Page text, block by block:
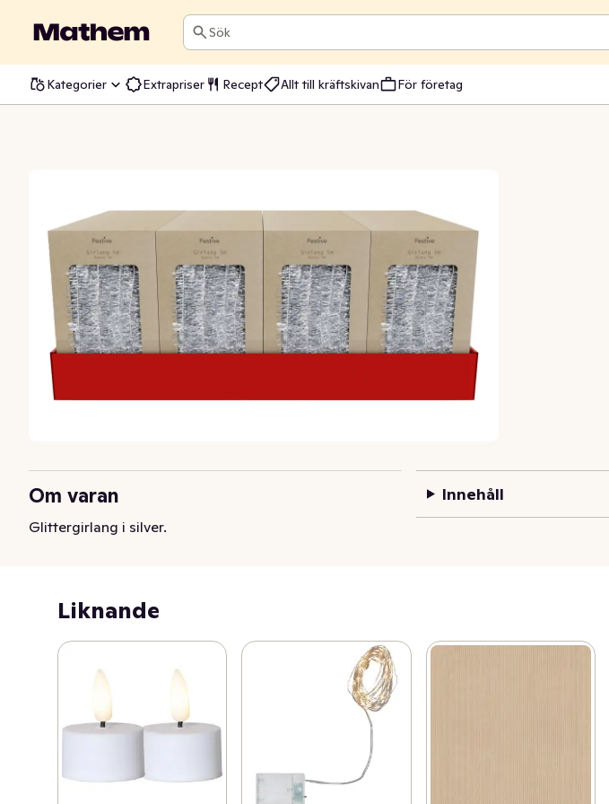
Sök
Kategorier Extrapriser Recept Allt till kräftskivan För företag
Om varan
Glittergirlang i silver.
Innehåll
Liknande